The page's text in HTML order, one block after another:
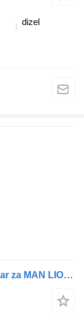
dizel
Parker 81.74326-6068 hidraulični cilindar za MAN LIONS CITY (01.04-) autobusa